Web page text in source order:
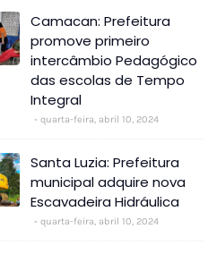
Camacan: Prefeitura
promove primeiro
intercâmbio Pedagógico
das escolas de Tempo
Integral
quarta-feira, abril 10, 2024
Santa Luzia: Prefeitura
municipal adquire nova
Escavadeira Hidráulica
quarta-feira, abril 10, 2024